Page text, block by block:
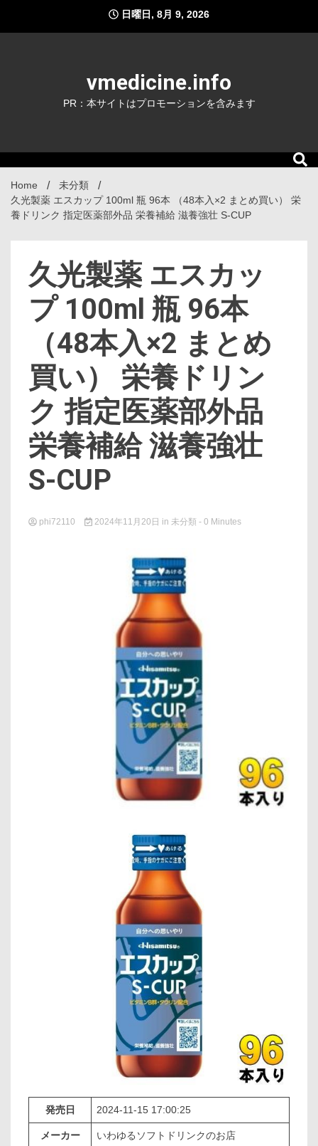
content
日曜日, 8月 9, 2026
vmedicine.info
PR：本サイトはプロモーションを含みます
Home
未分類
久光製薬 エスカップ 100ml 瓶 96本 （48本入×2 まとめ買い） 栄
養ドリンク 指定医薬部外品 栄養補給 滋養強壮 S-CUP
久光製薬 エスカッ
プ 100ml 瓶 96本
（48本入×2 まとめ
買い） 栄養ドリン
ク 指定医薬部外品
栄養補給 滋養強壮
S-CUP
phi72110 2024年11月20日 in 未分類 - 0 Minutes
発売日 2024-11-15 17:00:25
メーカー いわゆるソフトドリンクのお店